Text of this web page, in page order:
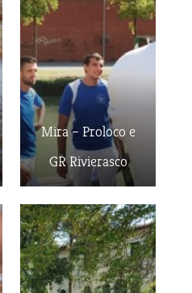
Mira – Proloco e
GR Rivierasco